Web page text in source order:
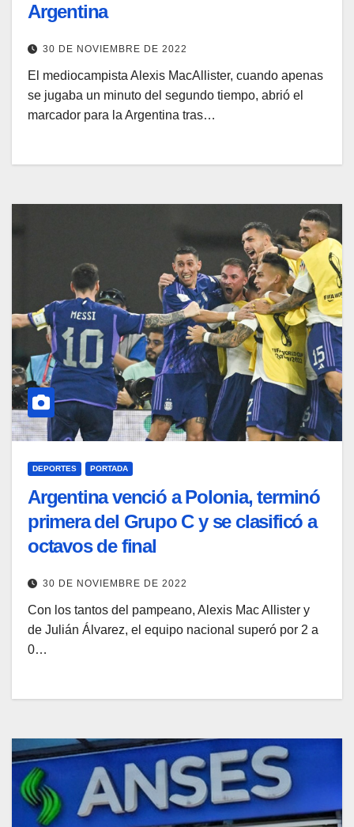
Argentina
30 DE NOVIEMBRE DE 2022
El mediocampista Alexis MacAllister, cuando apenas
se jugaba un minuto del segundo tiempo, abrió el
marcador para la Argentina tras…
DEPORTES PORTADA
Argentina venció a Polonia, terminó
primera del Grupo C y se clasificó a
octavos de final
30 DE NOVIEMBRE DE 2022
Con los tantos del pampeano, Alexis Mac Allister y
de Julián Álvarez, el equipo nacional superó por 2 a
0…